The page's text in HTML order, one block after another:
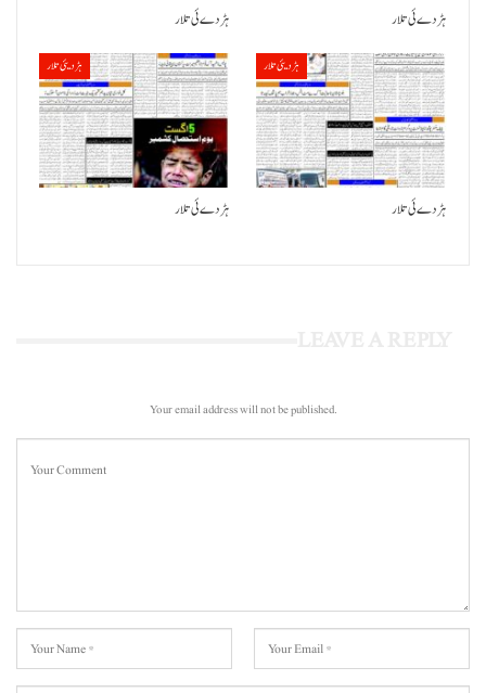
ہڑدے ئی تلار ہڑدے ئی تلار
ہڑدیئی تلار
ہڑدے ئی تلار
ہڑدیئی تلار
ہڑدے ئی تلار
Your email address will not be published.